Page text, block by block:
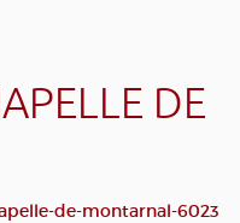
DE
de-montarnal-6023